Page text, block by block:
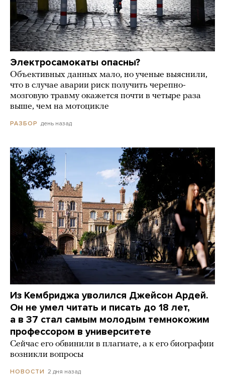
Электросамокаты опасны?
Объективных данных мало, но ученые выяснили,
что в случае аварии риск получить черепно-
мозговую травму окажется почти в четыре раза
выше, чем на мотоцикле
РАЗБОР день назад
Из Кембриджа уволился Джейсон Ардей.
Он не умел читать и писать до 18 лет,
а в 37 стал самым молодым темнокожим
профессором в университете
Сейчас его обвинили в плагиате, а к его биографии
возникли вопросы
НОВОСТИ 2 дня назад